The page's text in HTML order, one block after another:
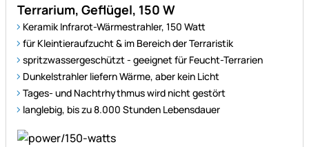
Terrarium, Geflügel, 150 W
Keramik Infrarot-Wärmestrahler, 150 Watt
für Kleintieraufzucht & im Bereich der Terraristik
spritzwassergeschützt - geeignet für Feucht-Terrarien
Dunkelstrahler liefern Wärme, aber kein Licht
Tages- und Nachtrhythmus wird nicht gestört
langlebig, bis zu 8.000 Stunden Lebensdauer